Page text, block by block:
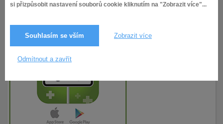
si přizpůsobit nastavení souborů cookie kliknutím na "Zobrazit více"...
Souhlasím se vším Zobrazit více
Odmítnout a zavřít